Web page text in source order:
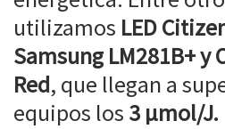
utilizamos LED
Samsung LM281B+ y
Red, que llegan a
equipos los 3 µmol/J.